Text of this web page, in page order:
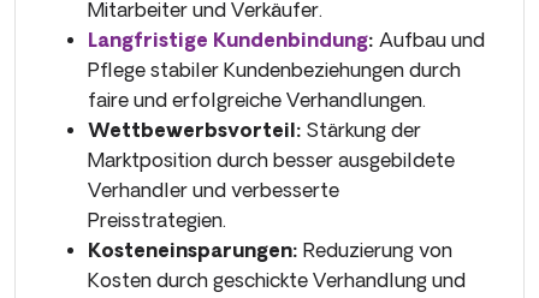
Mitarbeiter und Verkäufer.
Langfristige Kundenbindung: Aufbau und
Pflege stabiler Kundenbeziehungen durch
faire und erfolgreiche Verhandlungen.
Wettbewerbsvorteil: Stärkung der
Marktposition durch besser ausgebildete
Verhandler und verbesserte
Preisstrategien.
Kosteneinsparungen: Reduzierung von
Kosten durch geschickte Verhandlung und